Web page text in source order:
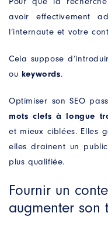
avoir effectivement
l’internaute et votre
Cela suppose
ou keywords.
Optimiser son SEO
mots clefs à longue
et mieux ciblées. Elles
elles drainent un
plus qualifiée.
Fournir un
augmenter son
MOBILE *
VOTRE BESOIN *
pour répondre à